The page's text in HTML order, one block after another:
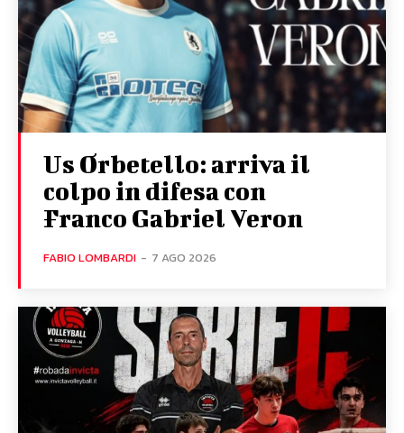
Us Orbetello: arriva il
colpo in difesa con
Franco Gabriel Veron
FABIO LOMBARDI - 7 AGO 2026